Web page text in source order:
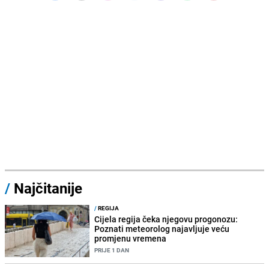
/ Najčitanije
/REGIJA
Cijela regija čeka njegovu progonozu:
Poznati meteorolog najavljuje veću
promjenu vremena
PRIJE 1 DAN